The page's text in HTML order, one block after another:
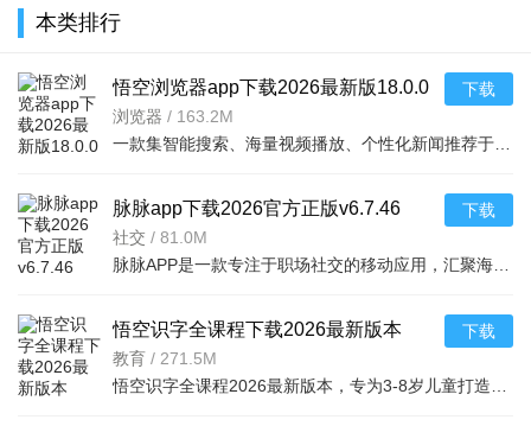
本类排行
悟空浏览器app下载2026最新版18.0.0
2026手机版
浏览器 / 163.2M
下载
脉脉app下载2026官方正版v6.7.46
2026官方正版
社交 / 81.0M
下载
悟空识字全课程下载2026最新版本
v3.16.20 2026官方版
教育 / 271.5M
下载